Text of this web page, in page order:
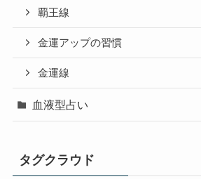
覇王線
金運アップの習慣
金運線
血液型占い
タグクラウド